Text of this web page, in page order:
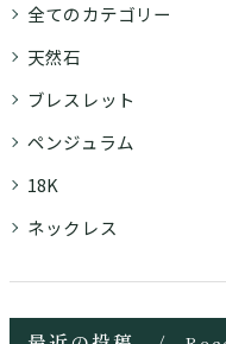
全てのカテゴリー
天然石
ブレスレット
ペンジュラム
18K
ネックレス